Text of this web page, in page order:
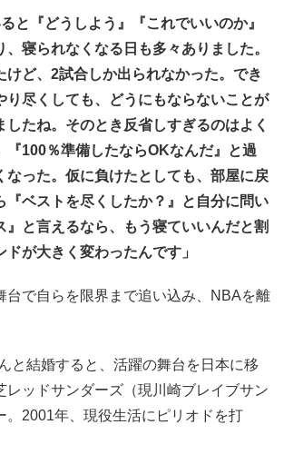
と『どうしよう』『これでいいのか』
、寝られなくなる日も多々ありました。
けど、2試合しか出られなかった。でき
り尽くしても、どうにもならないことが
したね。そのとき反省しすぎるのはよく
『100％準備したならOKなんだ』と過
なった。仮に負けたとしても、部屋に戻
『ベストを尽くしたか？』と自分に問い
』と言えるなら、もう寝ていいんだと割
ドが大きく変わったんです」
で自らを限界まで追い込み、NBAを離
と結婚すると、活躍の舞台を日本に移
レッドサンダーズ（現川崎ブレイブサン
。2001年、現役生活にピリオドを打